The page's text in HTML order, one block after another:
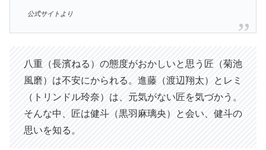
公式サイトより
八重（長濱ねる）の態度がおかしいと思う匠（菊池
風磨）は不安にかられる。進藤（渡辺翔太）とレミ
（トリンドル玲奈）は、元気がない匠を気づかう。
そんな中、匠は健斗（黒羽麻璃央）と会い、健斗の
思いを知る。